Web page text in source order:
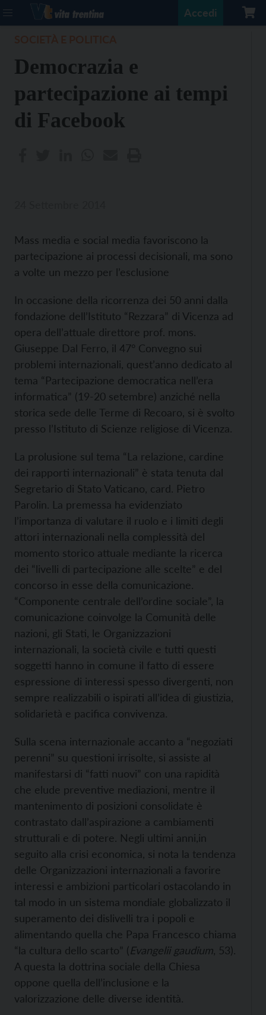
Accedi
Democrazia e
partecipazione ai tempi
di Facebook
Mass media e social media favoriscono la
partecipazione ai processi decisionali, ma sono
a volte un mezzo per l’esclusione
In occasione della ricorrenza dei 50 anni dalla
fondazione dell’Istituto “Rezzara” di Vicenza ad
opera dell’attuale direttore prof. mons.
Giuseppe Dal Ferro, il 47° Convegno sui
problemi internazionali, quest’anno dedicato al
tema “Partecipazione democratica nell’era
informatica” (19-20 setembre) anziché nella
storica sede delle Terme di Recoaro, si è svolto
presso l’Istituto di Scienze religiose di Vicenza.
La prolusione sul tema “La relazione, cardine
dei rapporti internazionali” è stata tenuta dal
Segretario di Stato Vaticano, card. Pietro
Parolin. La premessa ha evidenziato
l’importanza di valutare il ruolo e i limiti degli
attori internazionali nella complessità del
momento storico attuale mediante la ricerca
dei “livelli di partecipazione alle scelte” e del
concorso in esse della comunicazione.
“Componente centrale dell’ordine sociale”, la
comunicazione coinvolge la Comunità delle
nazioni, gli Stati, le Organizzazioni
internazionali, la società civile e tutti questi
soggetti hanno in comune il fatto di essere
espressione di interessi spesso divergenti, non
sempre realizzabili o ispirati all’idea di giustizia,
solidarietà e pacifica convivenza.
Sulla scena internazionale accanto a “negoziati
perenni” su questioni irrisolte, si assiste al
manifestarsi di “fatti nuovi” con una rapidità
che elude preventive mediazioni, mentre il
mantenimento di posizioni consolidate è
contrastato dall’aspirazione a cambiamenti
strutturali e di potere. Negli ultimi anni,in
seguito alla crisi economica, si nota la tendenza
delle Organizzazioni internazionali a favorire
interessi e ambizioni particolari ostacolando in
tal modo in un sistema mondiale globalizzato il
superamento dei dislivelli tra i popoli e
alimentando quella che Papa Francesco chiama
“la cultura dello scarto” (Evangelii gaudium , 53).
A questa la dottrina sociale della Chiesa
oppone quella dell’inclusione e la
valorizzazione delle diverse identità.